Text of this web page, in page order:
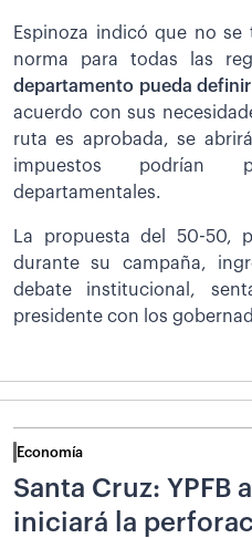
Espinoza indicó que no
norma para todas las
departamento pueda
acuerdo con sus
ruta es aprobada, se
impuestos podrían
departamentales.
La propuesta del 50-50,
durante su campaña,
debate institucional,
presidente con los
Economía
Santa Cruz: YPFB
iniciará la